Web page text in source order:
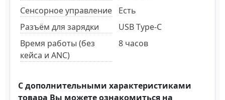
Сенсорное управление
Есть
Разъём для зарядки
USB Type-C
Время работы (без
кейса и ANC)
8 часов
С дополнительными характеристиками
товара Вы можете ознакомиться на